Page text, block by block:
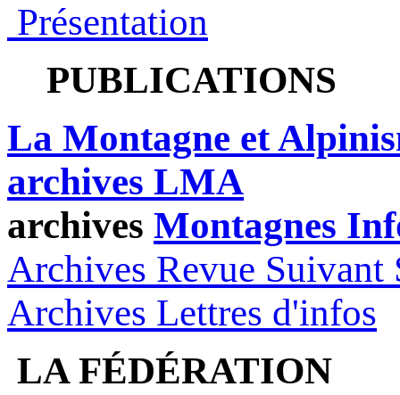
Présentation
PUBLICATIONS
La Montagne et
archives LMA
archives Montagnes
Archives Revue Suivant
Archives Lettres d'infos
LA FÉDÉRATION